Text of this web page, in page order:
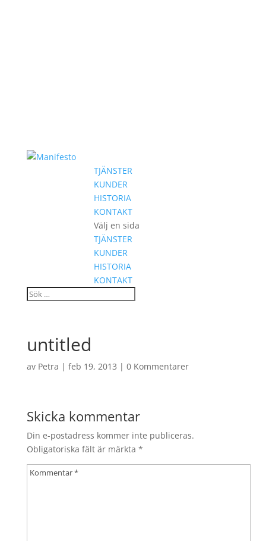
TJÄNSTER
KUNDER
HISTORIA
KONTAKT
Välj en sida
TJÄNSTER
KUNDER
HISTORIA
KONTAKT
untitled
av Petra | feb 19, 2013 | 0 Kommentarer
Skicka kommentar
Din e-postadress kommer inte publiceras.
Obligatoriska fält är märkta *